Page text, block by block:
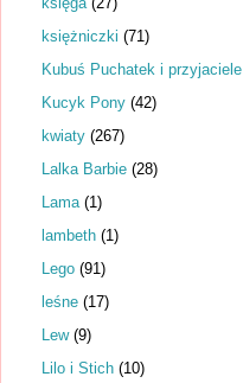
księżniczki (71)
Kubuś Puchatek i przyjaciele
Kucyk Pony (42)
kwiaty (267)
Lalka Barbie (28)
Lama (1)
lambeth (1)
Lego (91)
leśne (17)
Lew (9)
Lilo i Stich (10)